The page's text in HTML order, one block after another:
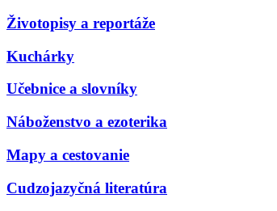
Životopisy a reportáže
Kuchárky
Učebnice a slovníky
Náboženstvo a ezoterika
Mapy a cestovanie
Cudzojazyčná literatúra